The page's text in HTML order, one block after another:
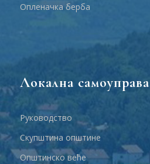
Опленачка берба
Локална самоуправа
Руководство
Скупштина општине
Општинско веће